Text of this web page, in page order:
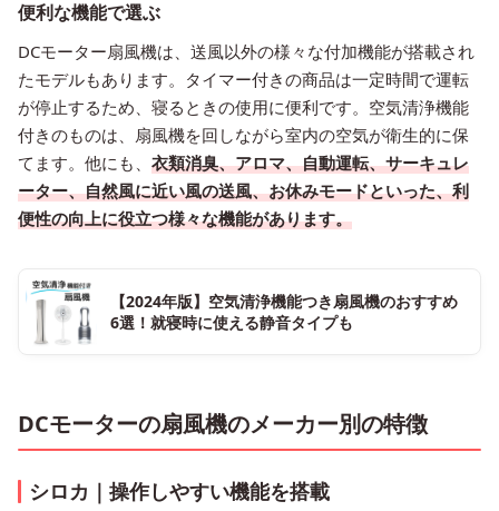
便利な機能で選ぶ
DCモーター扇風機は、送風以外の様々な付加機能が搭載され
たモデルもあります。タイマー付きの商品は一定時間で運転
が停止するため、寝るときの使用に便利です。空気清浄機能
付きのものは、扇風機を回しながら室内の空気が衛生的に保
てます。他にも、 衣類消臭、アロマ、自動運転、サーキュレ
ーター、自然風に近い風の送風、お休みモードといった、利
便性の向上に役立つ様々な機能があります。
【2024年版】空気清浄機能つき扇風機のおすすめ
6選！就寝時に使える静音タイプも
DCモーターの扇風機のメーカー別の特徴
シロカ｜操作しやすい機能を搭載